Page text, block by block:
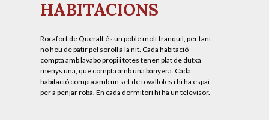
HABITACIONS
Rocafort de Queralt és un poble molt tranquil, per tant
no heu de patir pel soroll a la nit. Cada habitació
compta amb lavabo propi i totes tenen plat de dutxa
menys una, que compta amb una banyera. Cada
habitació compta amb un set de tovalloles i hi ha espai
per a penjar roba. En cada dormitori hi ha un televisor.